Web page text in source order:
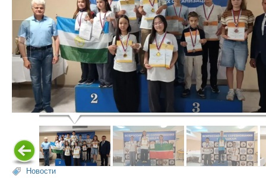
Новости